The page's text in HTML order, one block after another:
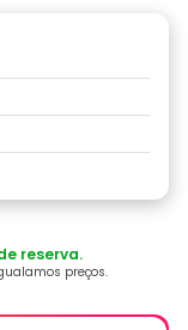
reserva.
preços.